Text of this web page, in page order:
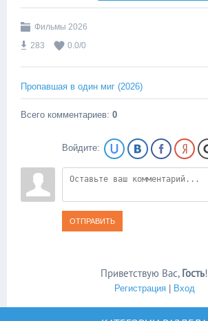
Фильмы 2026
283
0.0/0
Пропавшая в один миг (2026)
Всего комментариев: 0
Войдите:
ОТПРАВИТЬ
Приветствую Вас, Гость!
Регистрация| Вход